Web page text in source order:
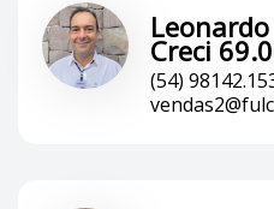
Creci
(54)